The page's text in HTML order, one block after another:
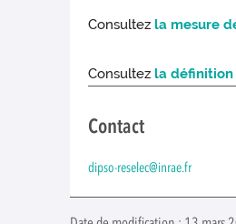
Consultezla mesure
Consultezla définition
Contact
dipso-reselec@inrae.fr